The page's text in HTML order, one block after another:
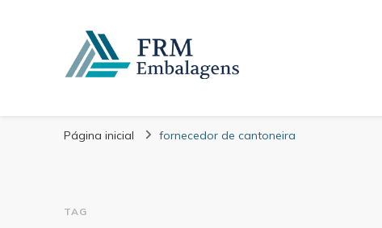
FRM Embalagens
Página inicial fornecedor de cantoneira
TAG